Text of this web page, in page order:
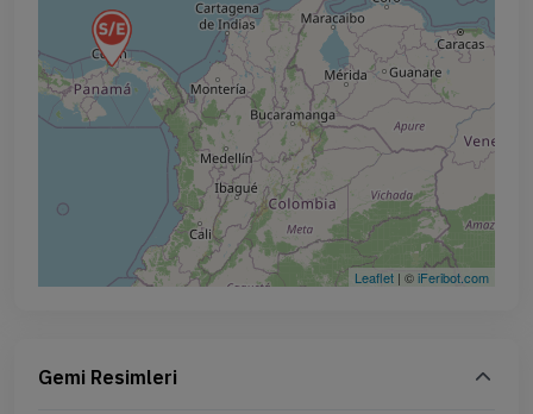
Leaflet | ©iFeribot.com
Gemi Resimleri